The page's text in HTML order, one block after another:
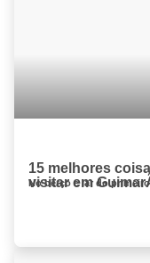
15 melhores
visitar em